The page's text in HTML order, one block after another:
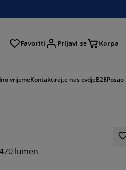
Favoriti Prijavi se Korpa
vrijemeKontaktirajte nas ovdjeB2BPosao
lumen